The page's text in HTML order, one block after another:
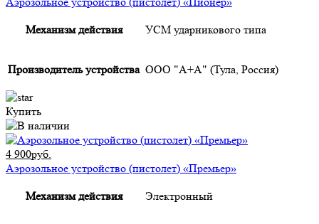
Механизм действия УСМ ударникового типа
Производитель устройства ООО "А+А" (Тула, Россия)
Купить
4 900руб.
Аэрозольное устройство (пистолет) «Премьер»
Механизм действия Электронный